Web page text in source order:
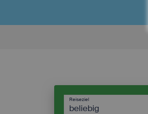
Reiseziel
beliebig